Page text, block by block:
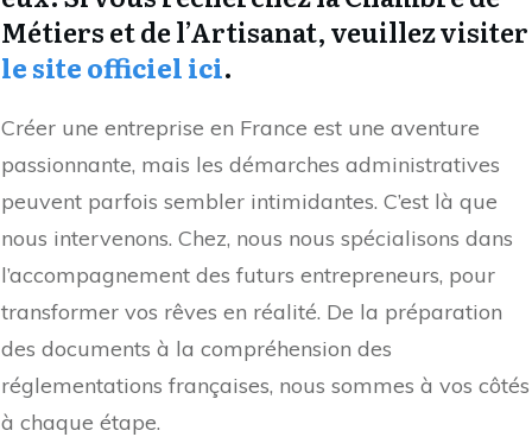
Métiers et de l’Artisanat, veuillez visiter
le site officiel ici.
Créer une entreprise en France est une aventure
passionnante, mais les démarches administratives
peuvent parfois sembler intimidantes. C’est là que
nous intervenons. Chez, nous nous spécialisons dans
l’accompagnement des futurs entrepreneurs, pour
transformer vos rêves en réalité. De la préparation
des documents à la compréhension des
réglementations françaises, nous sommes à vos côtés
à chaque étape.